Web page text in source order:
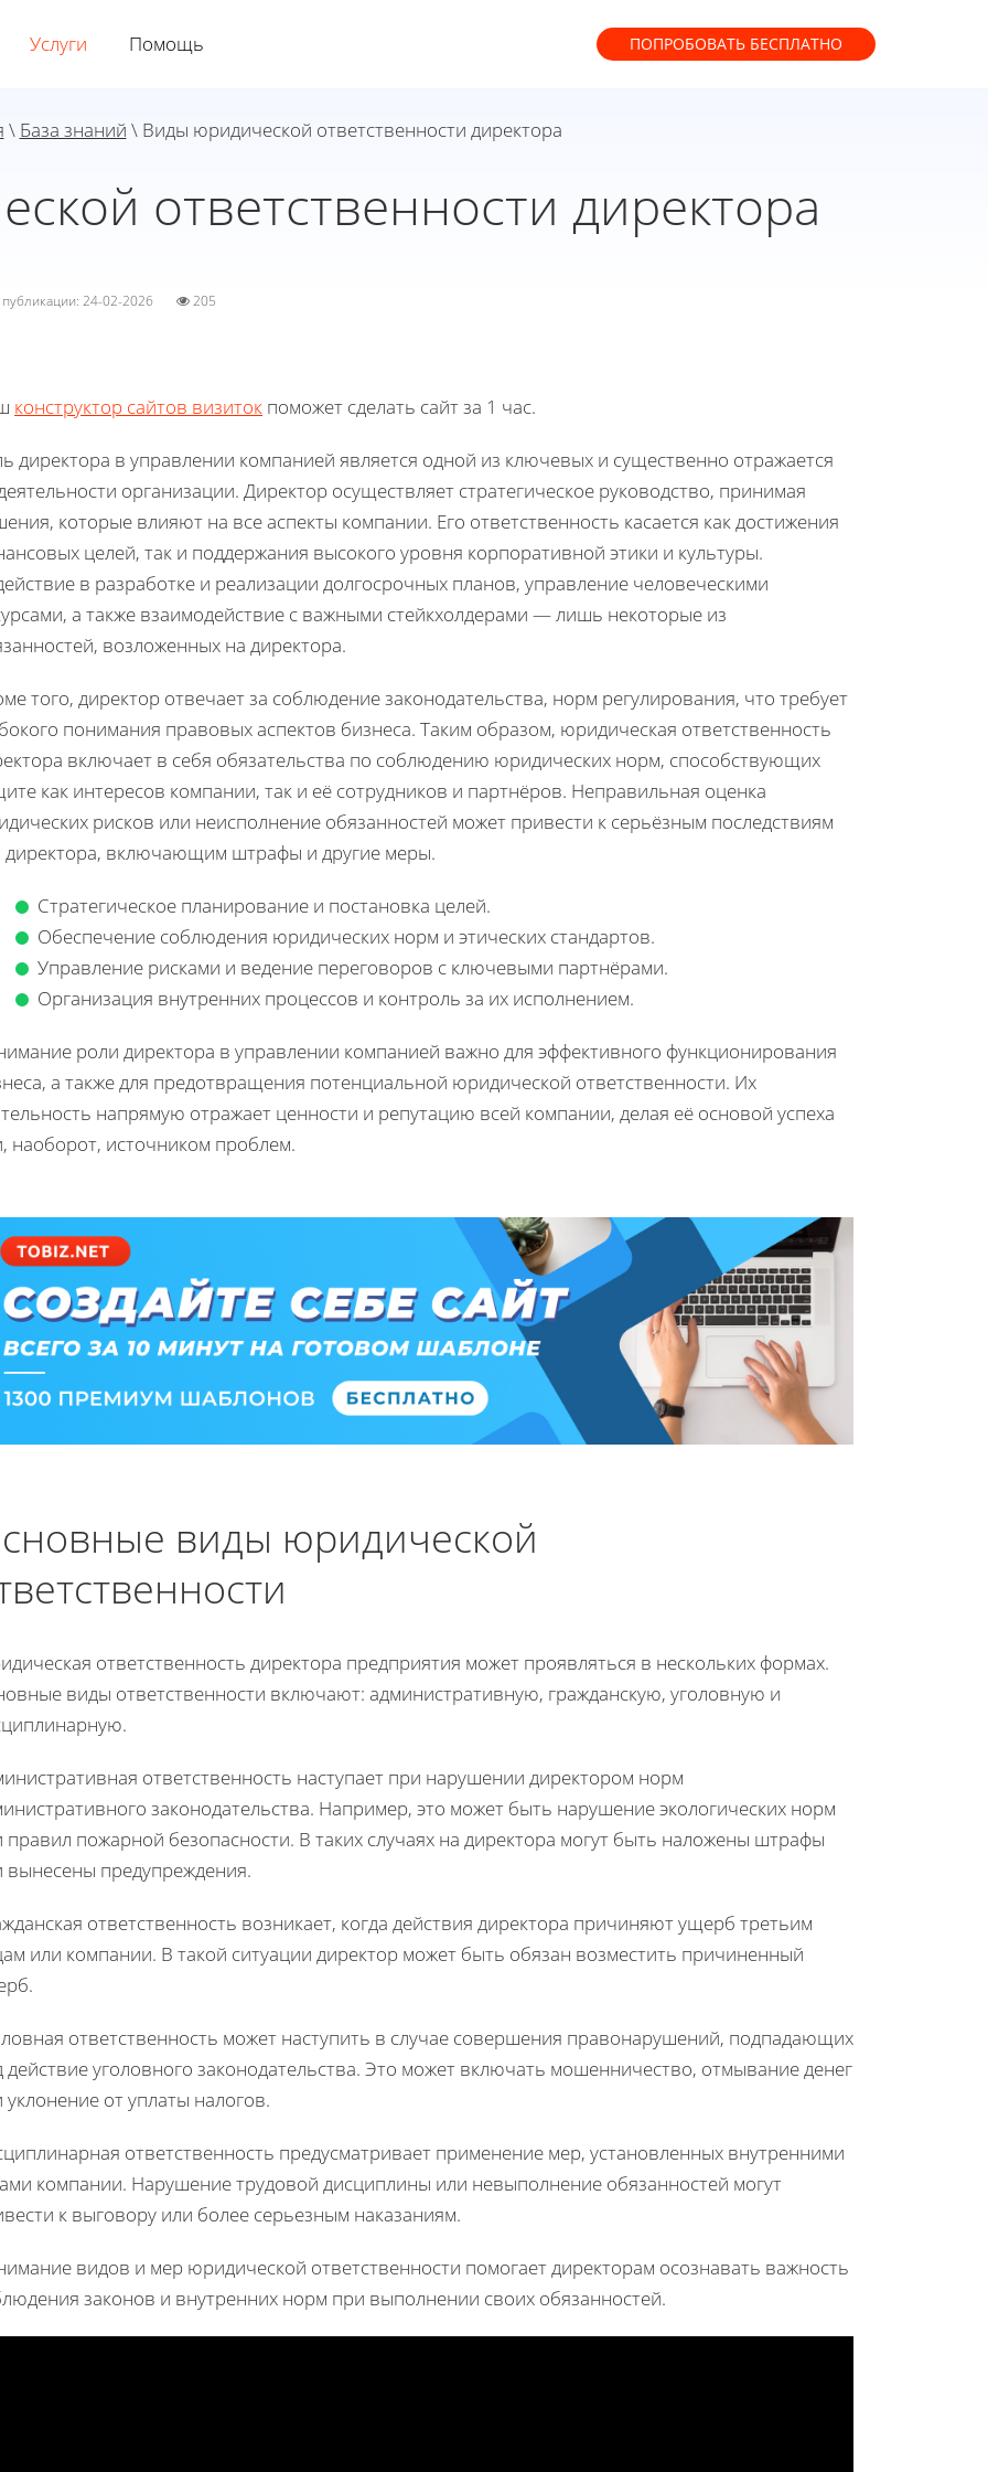
Услуги Помощь ПОПРОБОВАТЬ БЕСПЛАТНО
\ База знаний \ Виды юридической ответственности директора
ответственности директора
публикации: 24-02-2026 205
конструктор сайтов визиток поможет сделать сайт за 1 час.
директора в управлении компанией является одной из ключевых и существенно отражается
организации. Директор осуществляет стратегическое руководство, принимая
которые влияют на все аспекты компании. Его ответственность касается как достижения
целей, так и поддержания высокого уровня корпоративной этики и культуры.
в разработке и реализации долгосрочных планов, управление человеческими
а также взаимодействие с важными стейкхолдерами — лишь некоторые из
возложенных на директора.
того, директор отвечает за соблюдение законодательства, норм регулирования, что требует
понимания правовых аспектов бизнеса. Таким образом, юридическая ответственность
включает в себя обязательства по соблюдению юридических норм, способствующих
как интересов компании, так и её сотрудников и партнёров. Неправильная оценка
рисков или неисполнение обязанностей может привести к серьёзным последствиям
директора, включающим штрафы и другие меры.
Стратегическое планирование и постановка целей.
Обеспечение соблюдения юридических норм и этических стандартов.
Управление рисками и ведение переговоров с ключевыми партнёрами.
Организация внутренних процессов и контроль за их исполнением.
роли директора в управлении компанией важно для эффективного функционирования
а также для предотвращения потенциальной юридической ответственности. Их
напрямую отражает ценности и репутацию всей компании, делая её основой успеха
наоборот, источником проблем.
виды юридической
ответственность директора предприятия может проявляться в нескольких формах.
виды ответственности включают: административную, гражданскую, уголовную и
ответственность наступает при нарушении директором норм
законодательства. Например, это может быть нарушение экологических норм
правил пожарной безопасности. В таких случаях на директора могут быть наложены штрафы
вынесены предупреждения.
ответственность возникает, когда действия директора причиняют ущерб третьим
или компании. В такой ситуации директор может быть обязан возместить причиненный
ответственность может наступить в случае совершения правонарушений, подпадающих
действие уголовного законодательства. Это может включать мошенничество, отмывание денег
уклонение от уплаты налогов.
ответственность предусматривает применение мер, установленных внутренними
компании. Нарушение трудовой дисциплины или невыполнение обязанностей могут
к выговору или более серьезным наказаниям.
видов и мер юридической ответственности помогает директорам осознавать важность
законов и внутренних норм при выполнении своих обязанностей.